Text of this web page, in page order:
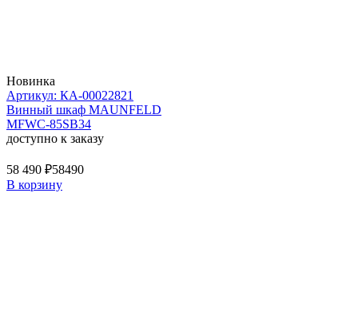
Новинка
Артикул: КА-00022821
Винный шкаф MAUNFELD
MFWC-85SB34
доступно к заказу
58 490 ₽58490
В корзину